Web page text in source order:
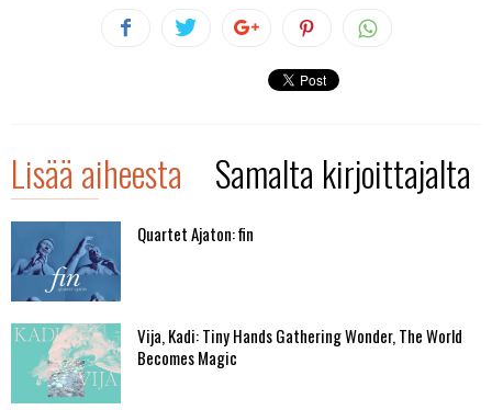
Lisää aiheesta Samalta kirjoittajalta
Quartet Ajaton: fin
Vija, Kadi: Tiny Hands Gathering Wonder, The World
Becomes Magic